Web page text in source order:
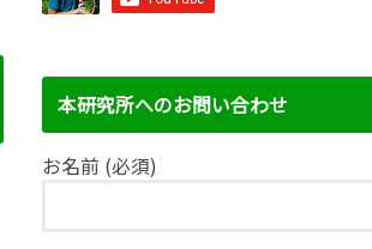
本研究所へのお問い合わせ
お名前 (必須)